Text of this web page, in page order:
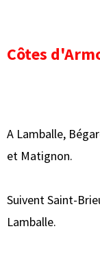
Côtes
A Lamballe,
et Matignon.
Suivent Saint-
Lamballe.